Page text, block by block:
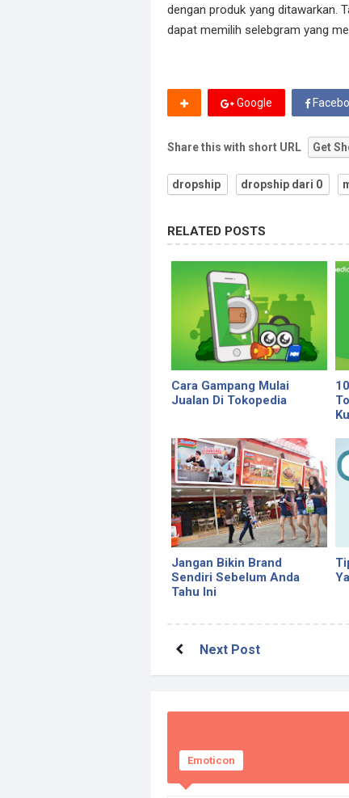
dengan produk yang ditawarkan.
dapat memilih selebgram yang
Google
Share this with short URL Get
dropship dropship dari 0
RELATED POSTS
Cara Gampang Mulai
Jualan Di Tokopedia
Jangan Bikin Brand
Sendiri Sebelum Anda
Tahu Ini
Next Post
Emoticon